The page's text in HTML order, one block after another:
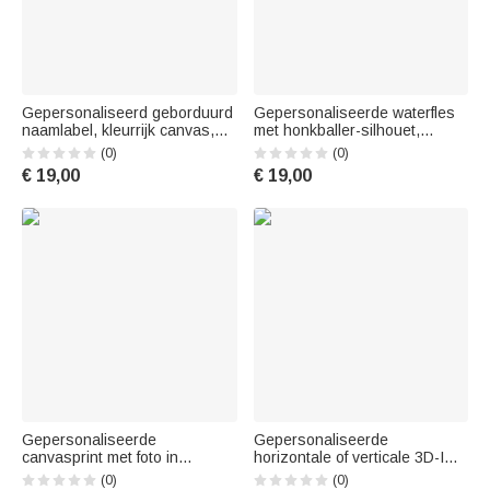
Gepersonaliseerd geborduurd
naamlabel, kleurrijk canvas,
schoudertasje voor kinderen,
voor dagelijks gebruik,
kinderdag- en
jongens en meisjes
(0)
€ 19,00
Gepersonaliseerde waterfles
met honkballer-silhouet,
kleurverloop en matglazuur,
voorzien van naam en flip-top-
deksel – cadeau voor
wedstrijddagen voor
(0)
€ 19,00
Gepersonaliseerde
canvasprint met foto in
overdreven karikatuurstijl –
(0)
Gepersonaliseerde
horizontale of verticale 3D-ID-
badgehouder met patroon van
(0)